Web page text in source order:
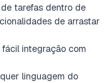
tarefas dentro de
de arrastar
fácil integração com
linguagem do